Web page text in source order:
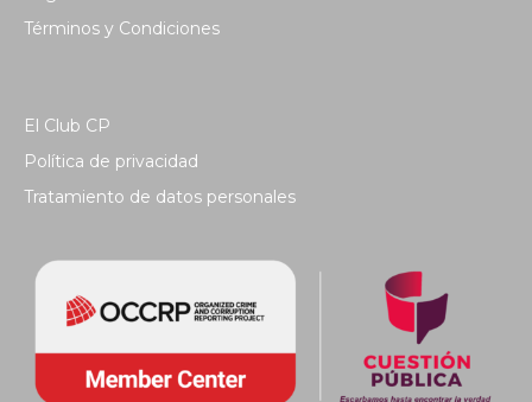
Términos y Condiciones
El Club CP
Política de privacidad
Tratamiento de datos personales